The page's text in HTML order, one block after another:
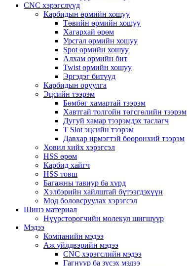
CNC хэрэгслүүд
Карбидын өрмийн хошуу
Төвийн өрмийн хошуу
Хагархай өрөм
Урсгал өрмийн хошуу
Spot өрмийн хошуу
Алхам өрмийн бит
Twist өрмийн хошуу
Эргэдэг битүүд
Карбидын оруулга
Эцсийн тээрэм
Бөмбөг хамартай тээрэм
Хавтгай толгойн төгсгөлийн тээрэм
Дугуй хамар тээрэмдэх таслагч
T Slot эцсийн тээрэм
Давхар ирмэгтэй бөөрөнхий тээрэм
Ховил хийх хэрэгсэл
HSS өрөм
Карбид хайгч
HSS товш
Багажны тавиур ба хүрд
Хэлбэрийн хайлштай бүтээгдэхүүн
Мод боловсруулах хэрэгсэл
Шинэ материал
Нүүрстөрөгчийн молекул шигшүүр
Мэдээ
Компанийн мэдээ
Аж үйлдвэрийн мэдээ
CNC хэрэгслийн мэдээ
Гагнуур ба зүсэх мэдээ